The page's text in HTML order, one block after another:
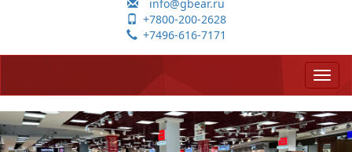
info@gbear.ru
+7800-200-2628
+7496-616-7171